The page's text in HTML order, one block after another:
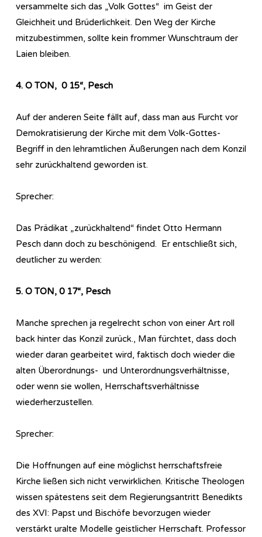
versammelte sich das „Volk Gottes“ im Geist der
Gleichheit und Brüderlichkeit. Den Weg der Kirche
mitzubestimmen, sollte kein frommer Wunschtraum der
Laien bleiben.
4. O TON, 0 15“, Pesch
Auf der anderen Seite fällt auf, dass man aus Furcht vor
Demokratisierung der Kirche mit dem Volk-Gottes-
Begriff in den lehramtlichen Äußerungen nach dem Konzil
sehr zurückhaltend geworden ist.
Sprecher:
Das Prädikat „zurückhaltend“ findet Otto Hermann
Pesch dann doch zu beschönigend. Er entschließt sich,
deutlicher zu werden:
5. O TON, 0 17“, Pesch
Manche sprechen ja regelrecht schon von einer Art roll
back hinter das Konzil zurück., Man fürchtet, dass doch
wieder daran gearbeitet wird, faktisch doch wieder die
alten Überordnungs- und Unterordnungsverhältnisse,
oder wenn sie wollen, Herrschaftsverhältnisse
wiederherzustellen.
Sprecher:
Die Hoffnungen auf eine möglichst herrschaftsfreie
Kirche ließen sich nicht verwirklichen. Kritische Theologen
wissen spätestens seit dem Regierungsantritt Benedikts
des XVI: Papst und Bischöfe bevorzugen wieder
verstärkt uralte Modelle geistlicher Herrschaft. Professor